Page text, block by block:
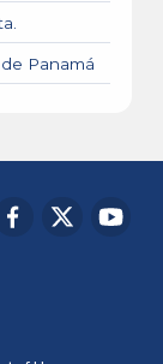
Panamá